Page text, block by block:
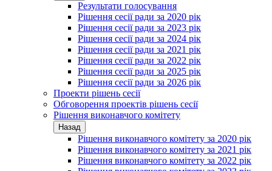
Результати голосування
Рішення сесії ради за 2020 рік
Рішення сесії ради за 2023 рік
Рішення сесії ради за 2024 рік
Рішення сесії ради за 2021 рік
Рішення сесії ради за 2022 рік
Рішення сесії ради за 2025 рік
Рішення сесії ради за 2026 рік
Проекти рішень сесії
Обговорення проектів рішень сесії
Рішення виконавчого комітету
Назад
Рішення виконавчого комітету за 2020 рік
Рішення виконавчого комітету за 2021 рік
Рішення виконавчого комітету за 2022 рік